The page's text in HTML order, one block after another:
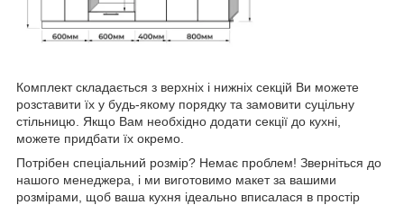
Комплект складається з верхніх і нижніх секцій Ви можете
розставити їх у будь-якому порядку та замовити суцільну
стільницю. Якщо Вам необхідно додати секції до кухні,
можете придбати їх окремо.
Потрібен спеціальний розмір? Немає проблем! Зверніться до
нашого менеджера, і ми виготовимо макет за вашими
розмірами, щоб ваша кухня ідеально вписалася в простір